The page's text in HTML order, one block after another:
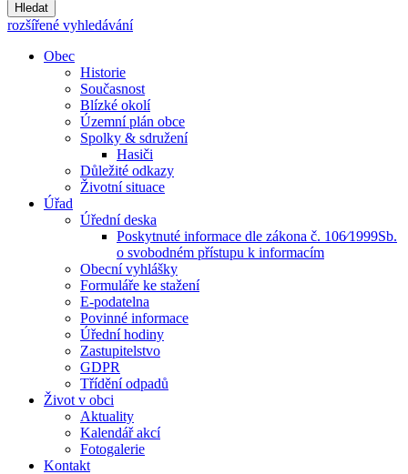
Hledat
rozšířené vyhledávání
Obec
Historie
Současnost
Blízké okolí
Územní plán obce
Spolky & sdružení
Hasiči
Důležité odkazy
Životní situace
Úřad
Úřední deska
Poskytnuté informace dle zákona č. 106⁄1999Sb.
o svobodném přístupu k informacím
Obecní vyhlášky
Formuláře ke stažení
E-podatelna
Povinné informace
Úřední hodiny
Zastupitelstvo
GDPR
Třídění odpadů
Život v obci
Aktuality
Kalendář akcí
Fotogalerie
Kontakt